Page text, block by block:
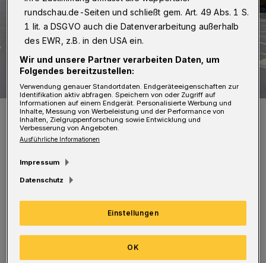
Die B7 in Unterbarmen (Archivbild).
Foto: Christoph Petersen
Im Sommer 2023 hatten Arbeiten an den
Regenwasserkanälen unterhalb der B7 in
Unterbarmen begonnen. Dafür musste die B7
zeitweise ganz und mehrere Monate in
rundschau.de-Seiten und schließt gem. Art. 49 Abs. 1 S.
1 lit. a DSGVO auch die Datenverarbeitung außerhalb
des EWR, z.B. in den USA ein.
Wir und unsere Partner verarbeiten Daten, um
Folgendes bereitzustellen:
Verwendung genauer Standortdaten. Endgeräteeigenschaften zur
Identifikation aktiv abfragen. Speichern von oder Zugriff auf
Informationen auf einem Endgerät. Personalisierte Werbung und
Inhalte, Messung von Werbeleistung und der Performance von
Inhalten, Zielgruppenforschung sowie Entwicklung und
Verbesserung von Angeboten.
Ausführliche Informationen
Impressum
Datenschutz
Einstellungen
OK